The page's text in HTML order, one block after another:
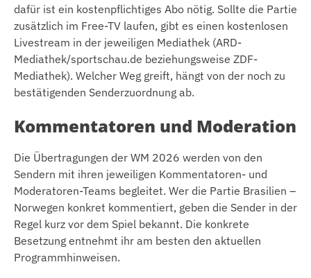
dafür ist ein kostenpflichtiges Abo nötig. Sollte die Partie
zusätzlich im Free-TV laufen, gibt es einen kostenlosen
Livestream in der jeweiligen Mediathek (ARD-
Mediathek/sportschau.de beziehungsweise ZDF-
Mediathek). Welcher Weg greift, hängt von der noch zu
bestätigenden Senderzuordnung ab.
Kommentatoren und Moderation
Die Übertragungen der WM 2026 werden von den
Sendern mit ihren jeweiligen Kommentatoren- und
Moderatoren-Teams begleitet. Wer die Partie Brasilien –
Norwegen konkret kommentiert, geben die Sender in der
Regel kurz vor dem Spiel bekannt. Die konkrete
Besetzung entnehmt ihr am besten den aktuellen
Programmhinweisen.